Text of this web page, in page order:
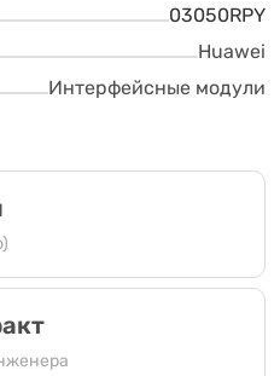
03050RPY
Huawei
Интерфейсные модули